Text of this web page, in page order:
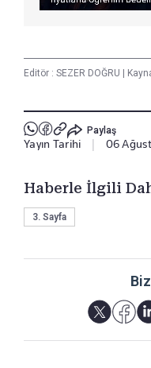
Editör : SEZER DOĞRU
Paylaş
Yayın Tarihi 06
Haberle İlgili
3. Sayfa